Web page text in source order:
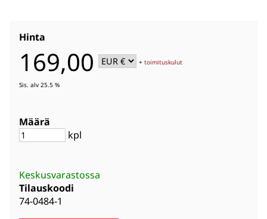
Hinta
169,00 +toimituskulut
Sis. alv 25.5 %
Määrä
kpl
Keskusvarastossa
Tilauskoodi
74-0484-1